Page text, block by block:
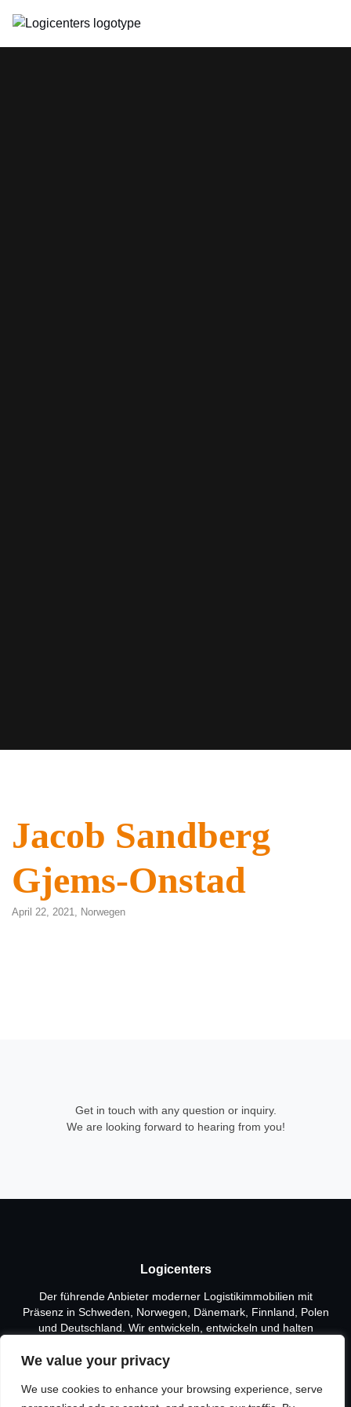
We value your privacy
We use cookies to enhance your browsing experience, serve
Jacob Sandberg
Gjems-Onstad
April 22, 2021, Norwegen
Get in touch with any question or inquiry.
We are looking forward to hearing from you!
Logicenters
Der führende Anbieter moderner Logistikimmobilien mit
Präsenz in Schweden, Norwegen, Dänemark, Finnland, Polen
und Deutschland. Wir entwickeln, entwickeln und halten
Unsere Plattform